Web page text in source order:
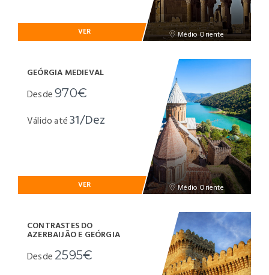
Médio Oriente
VER
Médio Oriente
GEÓRGIA MEDIEVAL
Desde970€
Válido até31/Dez
VER
CONTRASTES DO
AZERBAIJÃO E GEÓRGIA
Desde 2595€